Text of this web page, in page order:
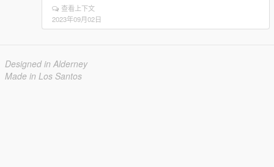
查看上下文
2023年09月02日
Designed in Alderney
Made in Los Santos